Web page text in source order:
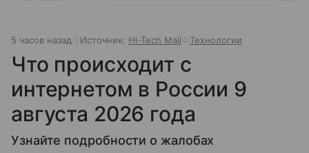
5 часов назад Источник: Hi-Tech Mail Технологии
Что происходит с
интернетом в России 9
августа 2026 года
Узнайте подробности о жалобах